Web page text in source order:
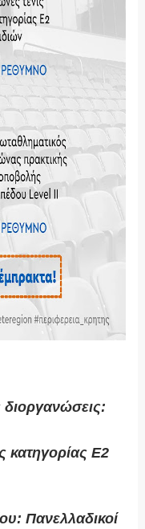
διοργανώσεις:
κατηγορίας Ε2
Πανελλαδικοί